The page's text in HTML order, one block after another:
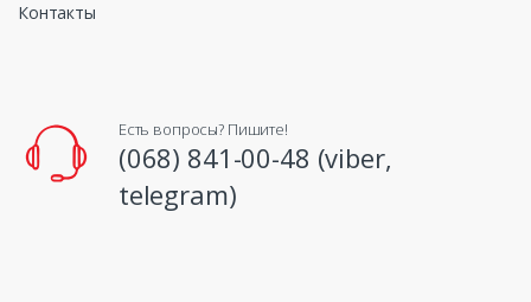
Контакты
Есть вопросы? Пишите!
(068) 841-00-48 (viber,
telegram)